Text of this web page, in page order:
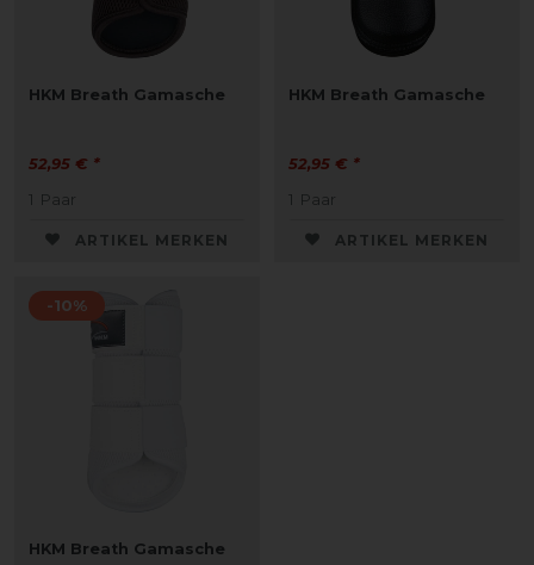
HKM Breath Gamasche
52,95 € *
1 Paar
ARTIKEL MERKEN
HKM Breath Gamasche
52,95 € *
1 Paar
ARTIKEL MERKEN
-10%
HKM Breath Gamasche